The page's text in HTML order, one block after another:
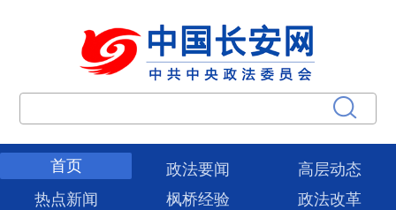
首页 政法要闻
高层动态
热点新闻
枫桥经验
政法改革